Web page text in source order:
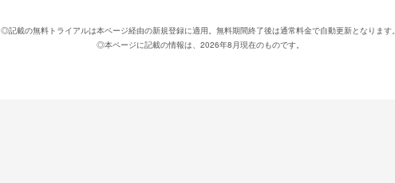
◎記載の無料トライアルは本ページ経由の新規登録に適用。無料期間終了後は通常料金で自動更新となります。
◎本ページに記載の情報は、2026年8月現在のものです。